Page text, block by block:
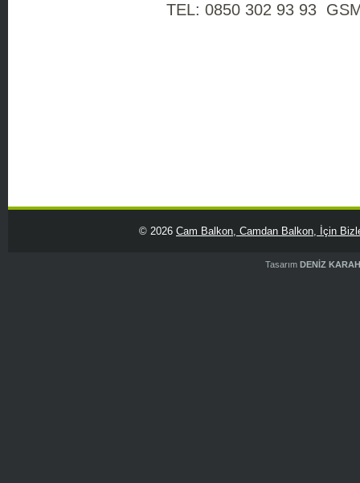
TEL: 0850 302 93 93
© 2026 Cam Balkon, Camdan Balkon, İçin
Tasarım DENİZ